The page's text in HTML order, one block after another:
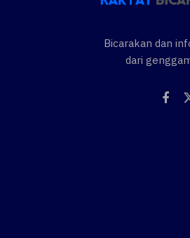
Bicarakan dan
dari